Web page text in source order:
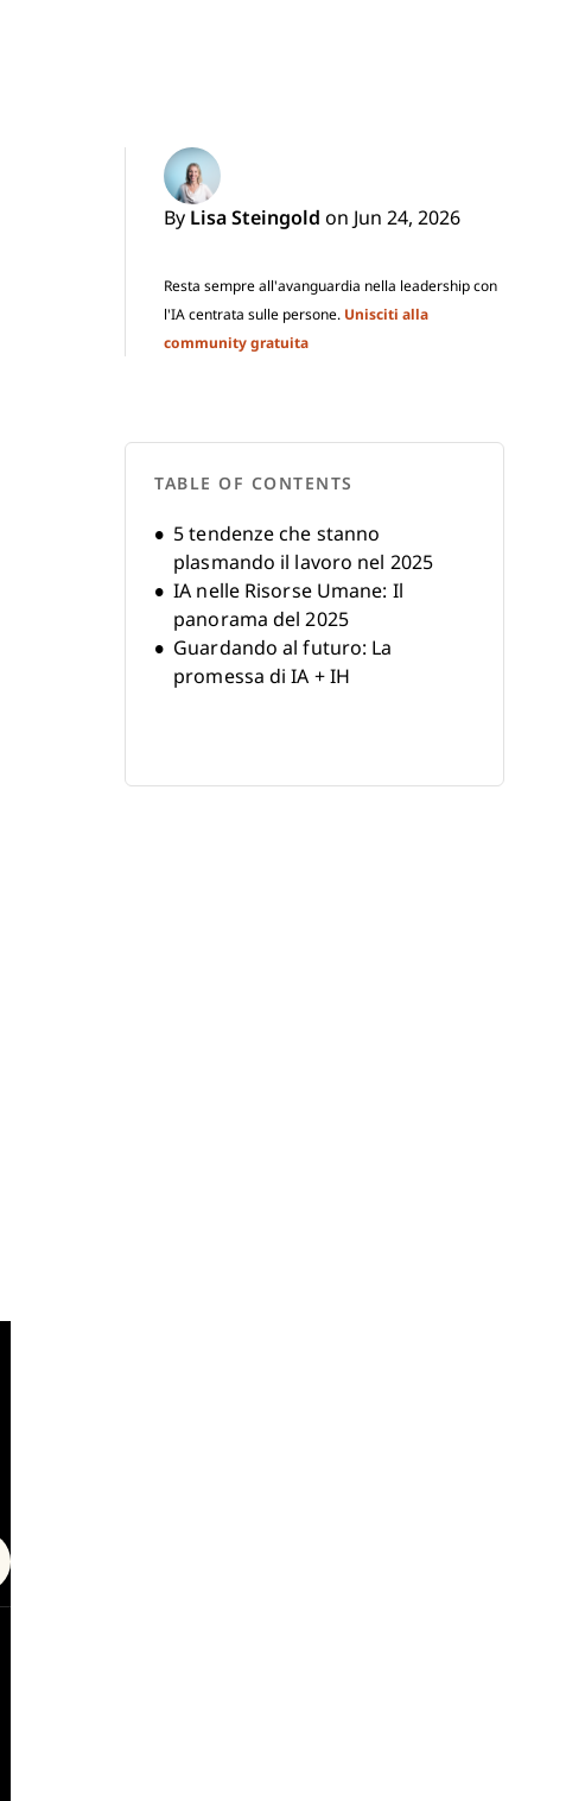
By Lisa Steingold on Jun 24, 2026
Resta sempre all'avanguardia nella leadership con
l'IA centrata sulle persone. Unisciti alla
community gratuita
TABLE OF CONTENTS
5 tendenze che stanno
plasmando il lavoro nel 2025
IA nelle Risorse Umane: Il
panorama del 2025
Guardando al futuro: La
promessa di IA + IH